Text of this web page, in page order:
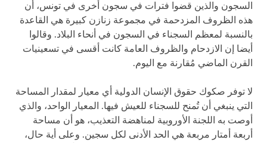
السجون والذين قضوا فترات في سجون أخرى في تونس، أن
هذه الظروف المزدحمة في مجموعة زنازن كبيرة هي القاعدة
بالنسبة لمعظم السجناء في السجون في أنحاء البلاد. وقالوا
أيضا إن الازدحام والظروف العامة كانت أقسى في تسعينيات
القرن الماضي مُقارنة مع اليوم.
لا توفر صكوك حقوق الإنسان الدولية أي معيار لمقدار المساحة
التي ينبغي أن تُمنح للسجناء للعيش فيها. المعيار الواحد، والذي
أوصت به اللجنة الأوروبية لمناهضة التعذيب، هو أن مساحة
أربعة أمتار مربعة هي الحد الأدنى لكل سجين. وعلى أية حال،